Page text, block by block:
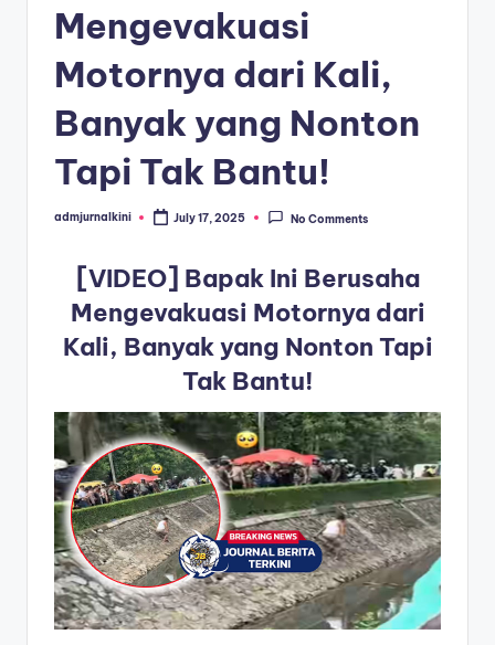
Mengevakuasi
Motornya dari Kali,
Banyak yang Nonton
Tapi Tak Bantu!
Posted
admjurnalkini July 17, 2025 No Comments
[VIDEO] Bapak Ini Berusaha
Mengevakuasi Motornya dari
Kali, Banyak yang Nonton Tapi
Tak Bantu!